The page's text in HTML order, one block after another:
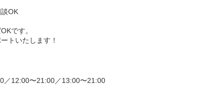
OK
です。
トいたします！
／12:00〜21:00／13:00〜21:00